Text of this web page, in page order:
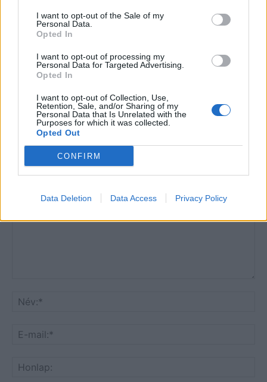
I want to opt-out of the Sale of my
Personal Data.
Opted In
I want to opt-out of processing my
Personal Data for Targeted Advertising.
Opted In
I want to opt-out of Collection, Use,
Retention, Sale, and/or Sharing of my
Personal Data that Is Unrelated with the
Purposes for which it was collected.
Opted Out
CONFIRM
Data Deletion Data Access Privacy Policy
Halál a Tresco-szigeten – A Josh
HOZZÁSZÓLOK A CIKKHEZ